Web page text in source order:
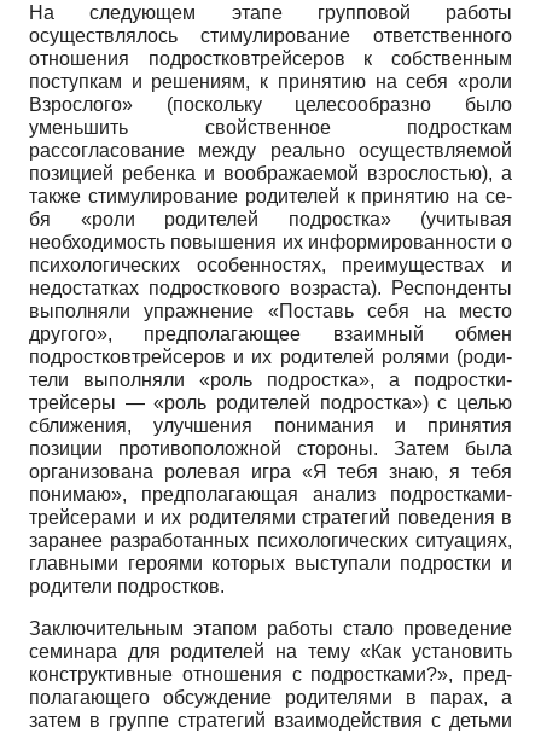
На следующем этапе групповой рабо­ты
осуществлялось стимулирование от­ветственного
отношения подростков­трейсеров к собственным
поступкам и решениям, к принятию на себя «роли
Взрослого» (поскольку целесообразно было
уменьшить свойственное подрост­кам
рассогласование между реально осу­ществляемой
позицией ребенка и вооб­ражаемой взрослостью), а
также стиму­лирование родителей к принятию на се­
бя «роли родителей подростка» (учиты­вая
необходимость повышения их ин­формированности о
психологических особенностях, преимуществах и
недо­статках подросткового возраста). Рес­понденты
выполняли упражнение «По­ставь себя на место
другого», предпола­гающее взаимный обмен
подростков­трейсеров и их родителей ролями (роди­
тели выполняли «роль подростка», а подростки-
трейсеры — «роль родителей подростка») с целью
сближения, улуч­шения понимания и принятия
позиции противоположной стороны. Затем была
организована ролевая игра «Я тебя знаю, я тебя
понимаю», предполагающая ана­лиз подростками-
трейсерами и их роди­телями стратегий поведения в
заранее разработанных психологических ситуа­циях,
главными героями которых высту­пали подростки и
родители подростков.
Заключительным этапом работы ста­ло проведение
семинара для родителей на тему «Как установить
конструктив­ные отношения с подростками?», пред­
полагающего обсуждение родителями в парах, а
затем в группе стратегий взаи­модействия с детьми